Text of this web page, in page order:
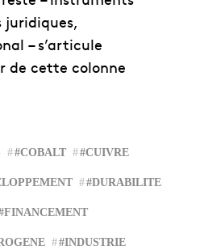
– s’articule
de cette colonne
#COBALT #CUIVRE
#DURABILITE
#INDUSTRIE